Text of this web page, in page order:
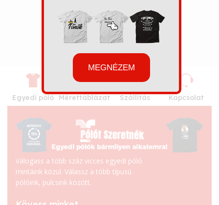
Egyedi póló Mérettáblázat Szállítás Kapcsolat
Válogass a több száz vicces egyedi póló
mintáink közül. Válassz a több típusú
pólóink, pulcsink között.
MEGNÉZEM